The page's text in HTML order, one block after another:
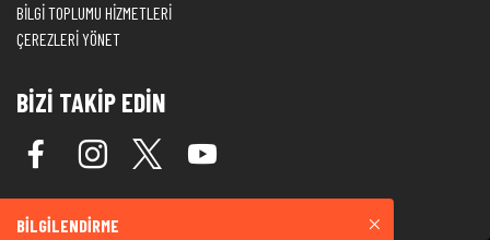
BİLGİ TOPLUMU HİZMETLERİ
ÇEREZLERİ YÖNET
BİZİ TAKİP EDİN
BİLGİLENDİRME